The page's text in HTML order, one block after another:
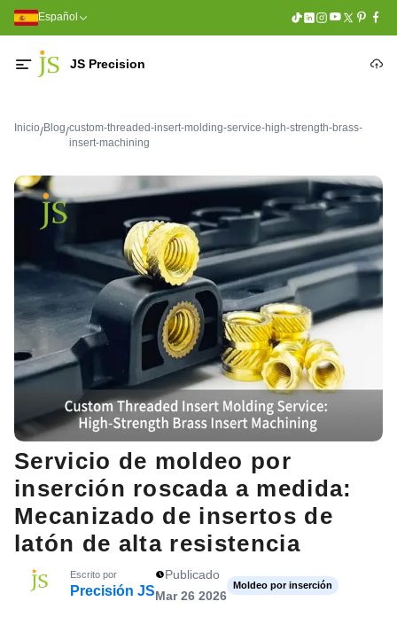
Español
JS Precision
Inicio/Blog/custom-threaded-insert-molding-service-high-strength-brass-
insert-machining
Servicio de moldeo por
inserción roscada a medida:
Mecanizado de insertos de
latón de alta resistencia
Escrito por
Precisión JS
Publicado
Mar 26 2026
Moldeo por inserción